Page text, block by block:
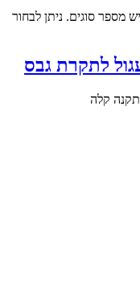
מספר סוגים. ניתן לבחור